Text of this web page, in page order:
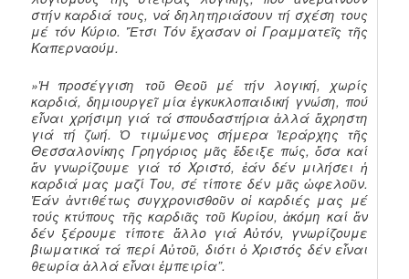
στήν καρδιά τους, νά δηλητηριάσουν τή σχέση τους
μέ τόν Κύριο. Ἔτσι Τόν ἔχασαν οἱ Γραμματεῖς τῆς
Καπερναούμ.
»Ἡ προσέγγιση τοῦ Θεοῦ μέ τήν λογική, χωρίς
καρδιά, δημιουργεῖ μία ἐγκυκλοπαιδική γνώση, πού
εἶναι χρήσιμη γιά τά σπουδαστήρια ἀλλά ἄχρηστη
γιά τή ζωή. Ὁ τιμώμενος σήμερα Ἱεράρχης τῆς
Θεσσαλονίκης Γρηγόριος μᾶς ἔδειξε πώς, ὅσα καί
ἄν γνωρίζουμε γιά τό Χριστό, ἐάν δέν μιλήσει ἡ
καρδιά μας μαζί Του, σέ τίποτε δέν μᾶς ὠφελοῦν.
Ἐάν ἀντιθέτως συγχρονισθοῦν οἱ καρδιές μας μέ
τούς κτύπους τῆς καρδιᾶς τοῦ Κυρίου, ἀκόμη καί ἄν
δέν ξέρουμε τίποτε ἄλλο γιά Αὐτόν, γνωρίζουμε
βιωματικά τά περί Αὐτοῦ, διότι ὁ Χριστός δέν εἶναι
θεωρία ἀλλά εἶναι ἐμπειρία”.